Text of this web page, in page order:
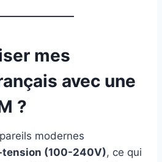
mes
avec une
?
modernes
(100-240V), ce qui